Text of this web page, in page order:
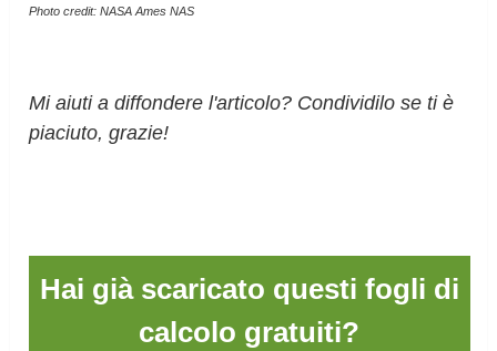
Photo credit: NASA Ames NAS
Mi aiuti a diffondere l'articolo? Condividilo se ti è
piaciuto, grazie!
Hai già scaricato questi fogli di
calcolo gratuiti?